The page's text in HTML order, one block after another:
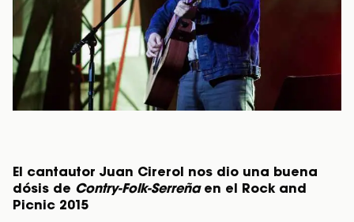
El cantautor Juan Cirerol nos dio una buena
dósis de Contry-Folk-Serreñaen el Rock and
Picnic 2015